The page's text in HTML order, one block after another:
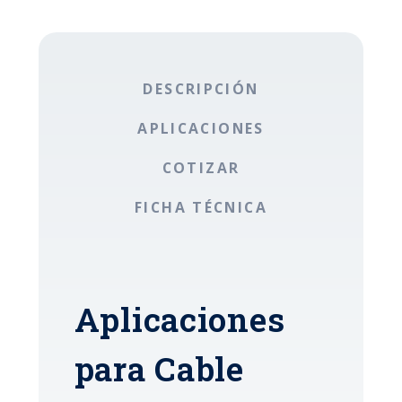
DESCRIPCIÓN
APLICACIONES
COTIZAR
FICHA TÉCNICA
Aplicaciones
para Cable